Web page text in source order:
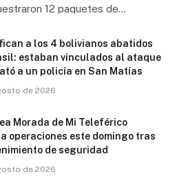
12 paquetes de…
a los 4 bolivianos abatidos
estaban vinculados al ataque
a un policía en San Matías
de 2026
Morada de Mi Teleférico
operaciones este domingo tras
de seguridad
de 2026